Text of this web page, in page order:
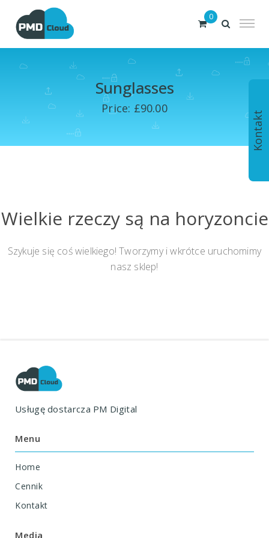
0
Sunglasses
Price: £90.00
Wielkie rzeczy są na horyzoncie
Szykuje się coś wielkiego! Tworzymy i wkrótce uruchomimy
nasz sklep!
Usługę dostarcza PM Digital
Menu
Home
Cennik
Kontakt
Media
Kontakt